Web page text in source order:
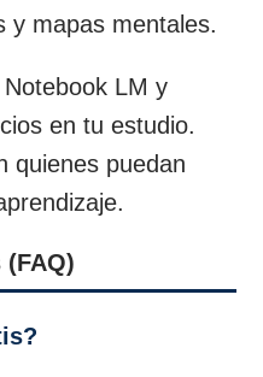
y mapas mentales.
LM y
en tu estudio.
quienes puedan